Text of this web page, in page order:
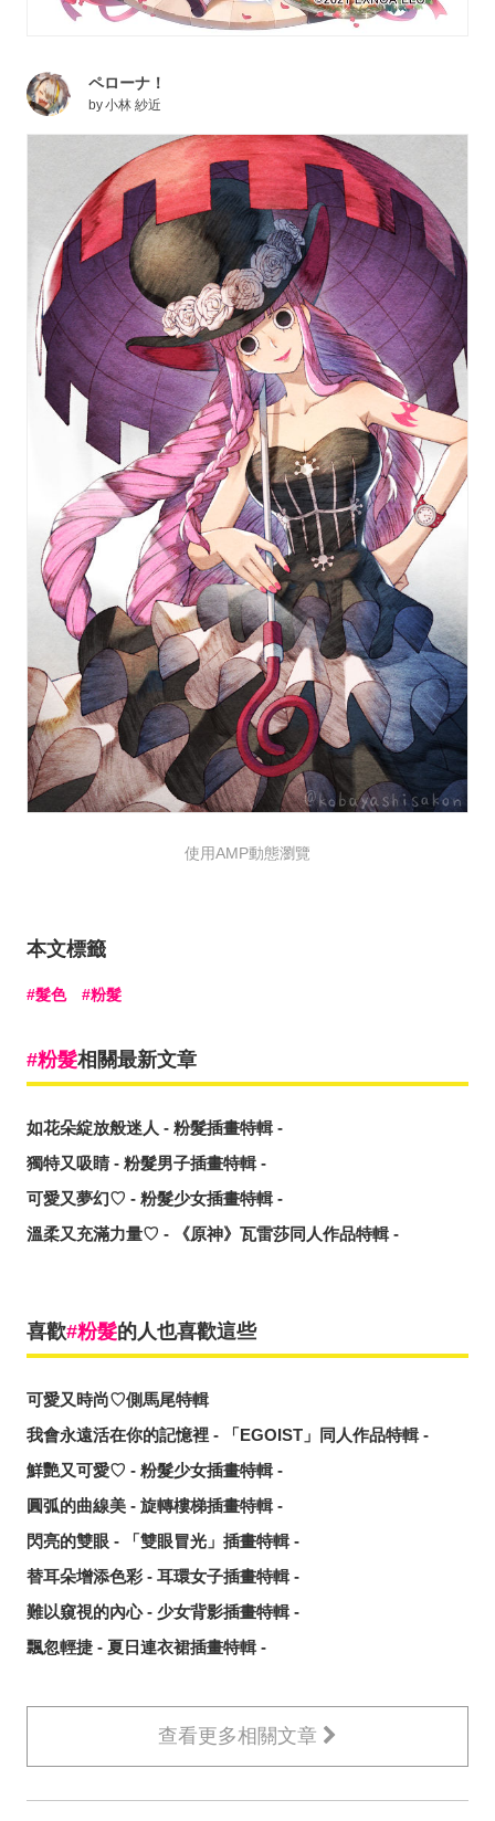
ペローナ！
by小林 紗近
使用AMP動態瀏覽
本文標籤
髮色 粉髮
粉髮相關最新文章
如花朵綻放般迷人 - 粉髮插畫特輯 -
獨特又吸睛 - 粉髮男子插畫特輯 -
可愛又夢幻♡ - 粉髮少女插畫特輯 -
溫柔又充滿力量♡ - 《原神》瓦雷莎同人作品特輯 -
喜歡 粉髮的人也喜歡這些
可愛又時尚♡側馬尾特輯
我會永遠活在你的記憶裡 - 「EGOIST」同人作品特輯 -
鮮艷又可愛♡ - 粉髮少女插畫特輯 -
圓弧的曲線美 - 旋轉樓梯插畫特輯 -
閃亮的雙眼 - 「雙眼冒光」插畫特輯 -
替耳朵增添色彩 - 耳環女子插畫特輯 -
難以窺視的內心 - 少女背影插畫特輯 -
飄忽輕捷 - 夏日連衣裙插畫特輯 -
查看更多相關文章